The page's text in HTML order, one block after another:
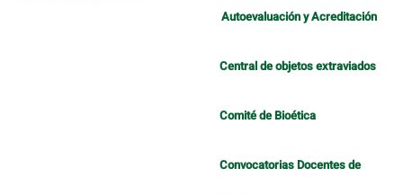
Autoevaluación y Acreditación
Central de objetos extraviados
Comité de Bioética
Convocatorias Docentes de